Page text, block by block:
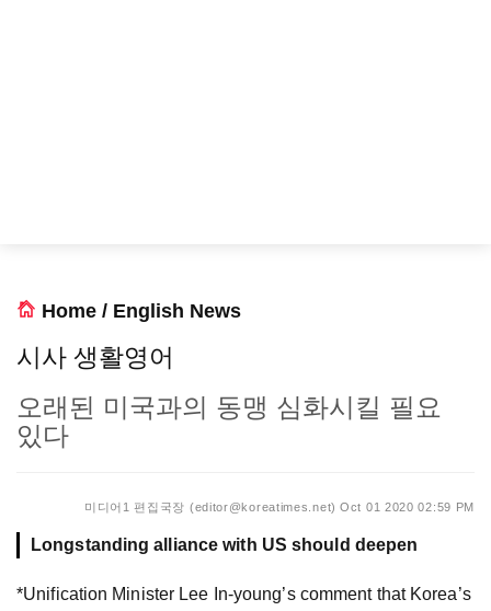
Home / English News
시사 생활영어
오래된 미국과의 동맹 심화시킬 필요
있다
미디어1 편집국장 (editor@koreatimes.net) Oct 01 2020 02:59 PM
Longstanding alliance with US should deepen
*Unification Minister Lee In-young’s comment that Korea’s